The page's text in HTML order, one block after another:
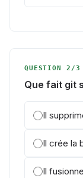
QUESTION 2/3
Que fait git
Il
Il crée la
Il